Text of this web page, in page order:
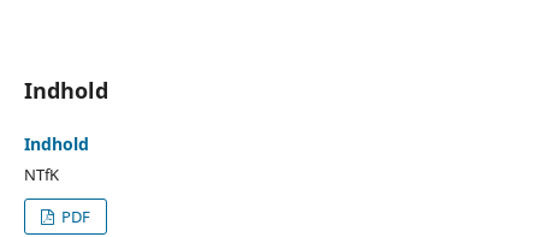
Indhold
Indhold
NTfK
PDF